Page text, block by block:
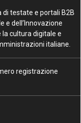
di testate e portali B2B
e dell’Innovazione
cultura digitale e
italiane.
registrazione